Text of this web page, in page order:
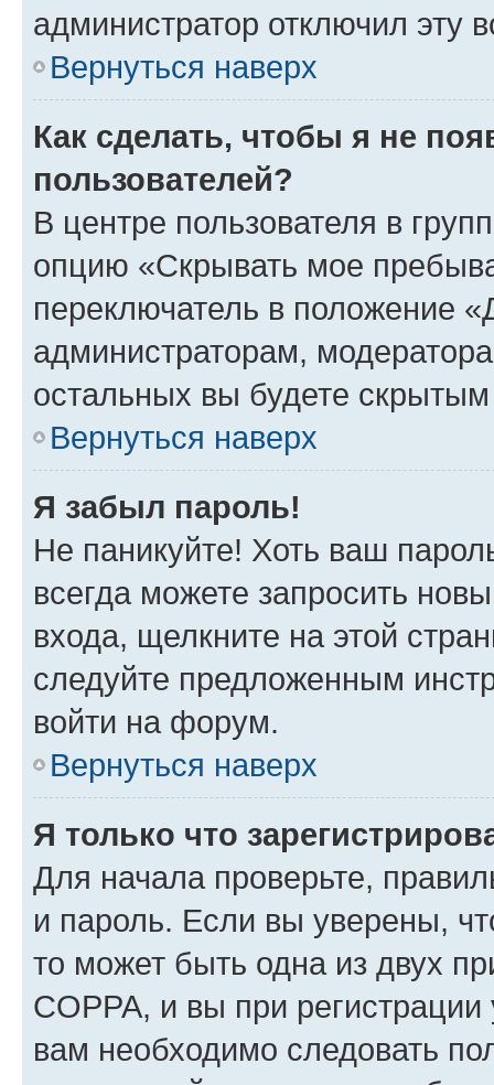
администратор отключил эту
Вернуться наверх
Как сделать, чтобы я не
пользователей?
В центре пользователя в
опцию «Скрывать мое
переключатель в положение
администраторам,
остальных вы будете
Вернуться наверх
Я забыл пароль!
Не паникуйте! Хоть ваш
всегда можете запросить
входа, щелкните на этой
следуйте предложенным
войти на форум.
Вернуться наверх
Я только что
Для начала проверьте,
и пароль. Если вы уверены,
то может быть одна из двух
COPPA, и вы при
вам необходимо следовать